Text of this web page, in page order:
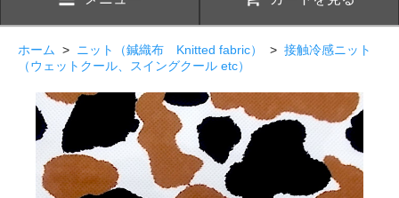
ホーム > ニット（鍼織布 Knitted fabric） > 接触冷感ニット
（ウェットクール、スイングクール etc）